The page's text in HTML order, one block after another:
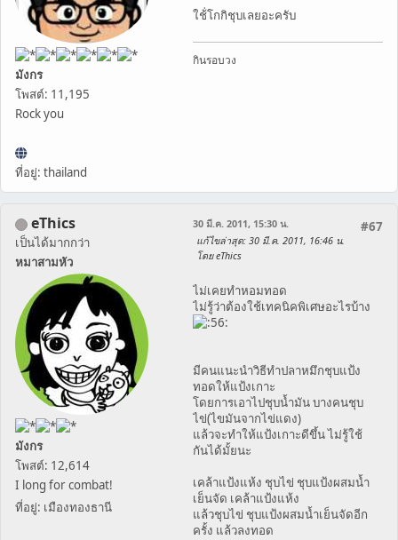
มังกร
โพสต์: 11,195
Rock you
ที่อยู่: thailand
ใช้่โกกิชุบเลยอะครับ
กินรอบวง
eThics
เป็นได้มากกว่า
หมาสามหัว
มังกร
โพสต์: 12,614
I long for combat!
ที่อยู่: เมืองทองธานี
#67
30 มี.ค. 2011, 15:30 น.
แก้ไขล่าสุด: 30 มี.ค. 2011, 16:46 น.
โดย eThics
ไม่เคยทำหอมทอด
ไม่รู้ว่าต้องใช้เทคนิคพิเศษอะไรบ้าง
มีคนแนะนำวิธีทำปลาหมึกชุบแป้ง
ทอดให้แป้งเกาะ
โดยการเอาไปชุบน้ำมัน บางคนชุบ
ไข่(ไขมันจากไข่แดง)
แล้วจะทำให้แป้งเกาะดีขึ้น ไม่รู้ใช้
กันได้มั้ยนะ
เคล้าแป้งแห้ง ชุบไข่ ชุบแป้งผสมน้ำ
เย็นจัด เคล้าแป้งแห้ง
แล้วชุบไข่ ชุบแป้งผสมน้ำเย็นจัดอีก
ครั้ง แล้วลงทอด